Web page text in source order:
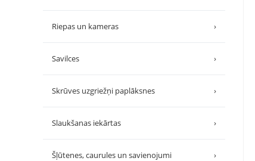
Riepas un kameras ›
Savilces ›
Skrūves uzgriežņi paplāksnes ›
Slaukšanas iekārtas ›
Šļūtenes, caurules un savienojumi ›